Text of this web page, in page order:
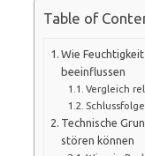
Table of
Wie
beeinflussen
Vergleich
Technische
stören können